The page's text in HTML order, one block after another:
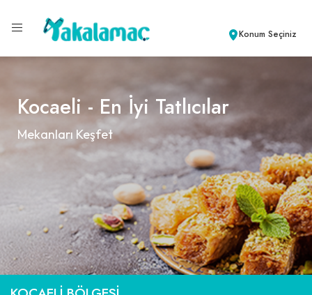
Konum Seçiniz
Kocaeli - En İyi Tatlıcılar
Mekanları Keşfet